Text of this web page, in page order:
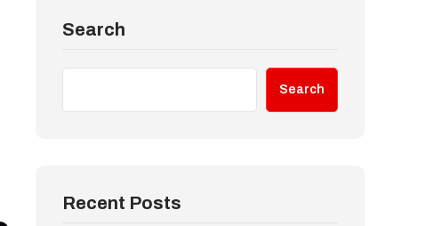
Search
Search
Recent Posts